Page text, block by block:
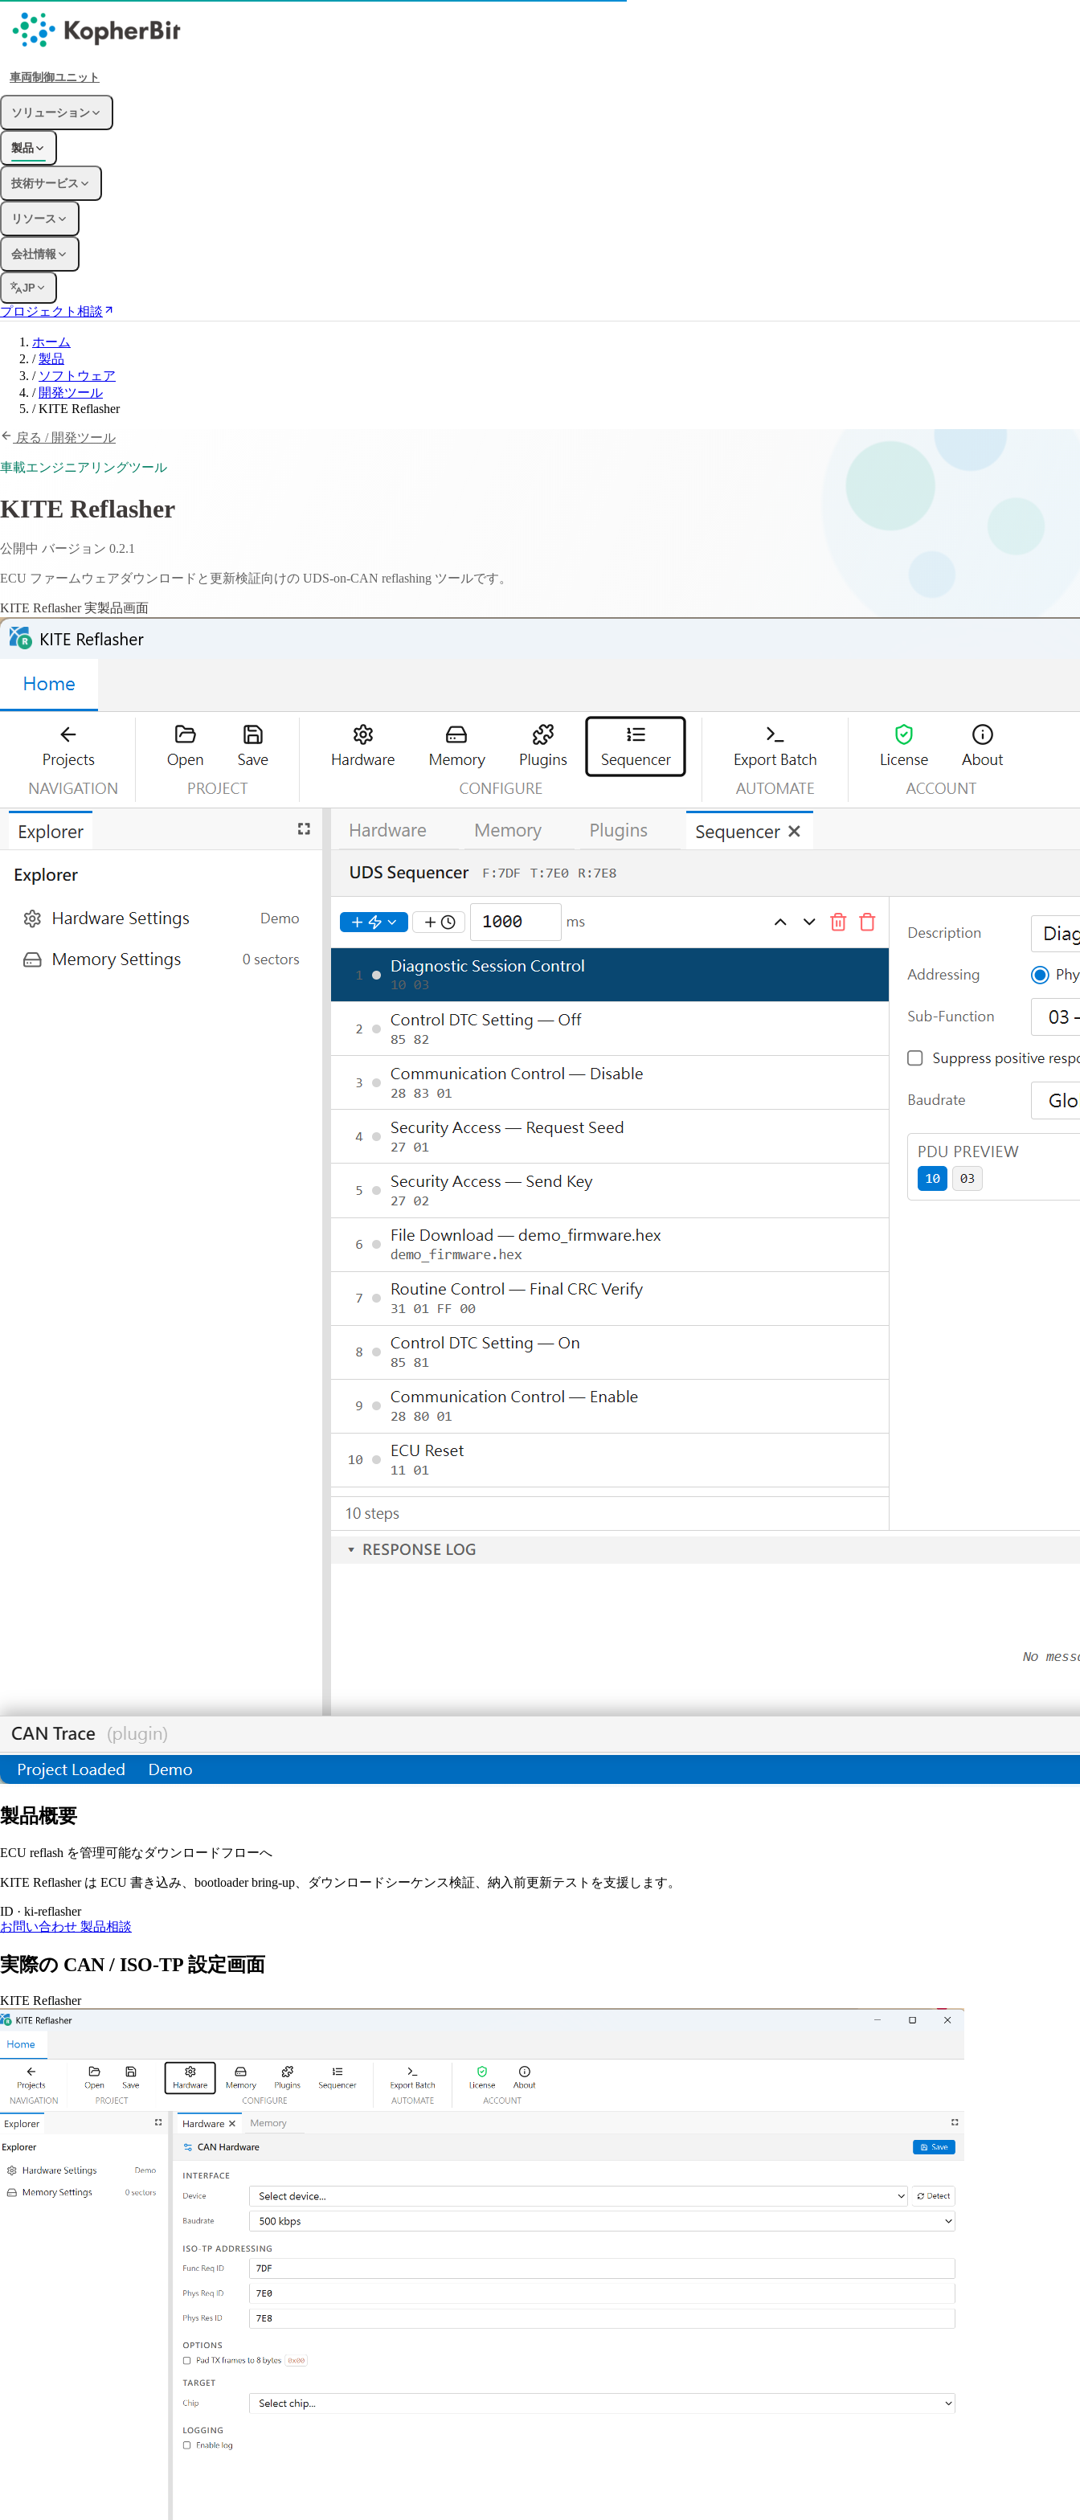
車両制御ユニット
ソリューション
製品
技術サービス
リソース
会社情報
JP
プロジェクト相談
ホーム
/ 製品
/ ソフトウェア
/ 開発ツール
/ KITE Reflasher
戻る / 開発ツール
車載エンジニアリングツール
KITE Reflasher
公開中 バージョン 0.2.1
ECU ファームウェアダウンロードと更新検証向けの UDS-on-CAN reflashing ツールです。
KITE Reflasher 実製品画面
製品概要
ECU reflash を管理可能なダウンロードフローへ
KITE Reflasher は ECU 書き込み、bootloader bring-up、ダウンロードシーケンス検証、納入前更新テストを支援します。
ID · ki-reflasher
お問い合わせ 製品相談
実際の CAN / ISO-TP 設定画面
KITE Reflasher